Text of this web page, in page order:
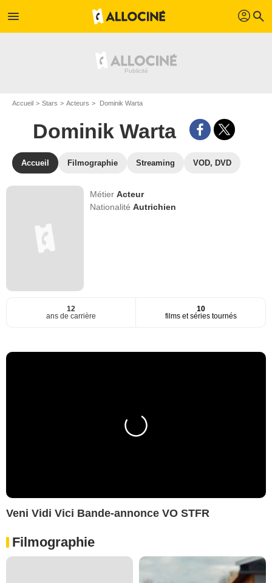
menu profil search
Accueil Stars Acteurs Dominik Warta
Dominik Warta
Accueil Filmographie Streaming VOD, DVD
MétierActeur
NationalitéAutrichien
12
ans de carrière
10
films et séries tournés
Veni Vidi Vici Bande-annonce VO STFR
Filmographie